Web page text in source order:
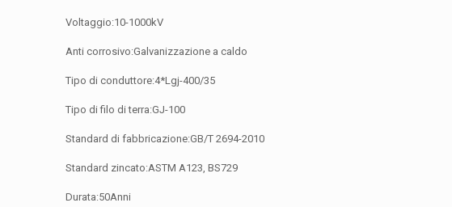
Voltaggio:10-1000kV
Anti corrosivo:Galvanizzazione a caldo
Tipo di conduttore:4*Lgj-400/35
Tipo di filo di terra:GJ-100
Standard di fabbricazione:GB/T 2694-2010
Standard zincato:ASTM A123, BS729
Durata:50Anni